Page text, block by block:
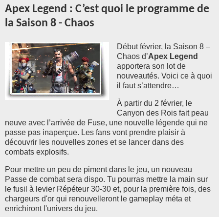
Apex Legend : C’est quoi le programme de
la Saison 8 - Chaos
Début février, la Saison 8 –
Chaos d’Apex Legend
apportera son lot de
nouveautés. Voici ce à quoi
il faut s’attendre…
À partir du 2 février, le
Canyon des Rois fait peau
neuve avec l’arrivée de Fuse, une nouvelle légende qui ne
passe pas inaperçue. Les fans vont prendre plaisir à
découvrir les nouvelles zones et se lancer dans des
combats explosifs.
Pour mettre un peu de piment dans le jeu, un nouveau
Passe de combat sera dispo. Tu pourras mettre la main sur
le fusil à levier Répéteur 30-30 et, pour la première fois, des
chargeurs d'or qui renouvelleront le gameplay méta et
enrichiront l'univers du jeu.